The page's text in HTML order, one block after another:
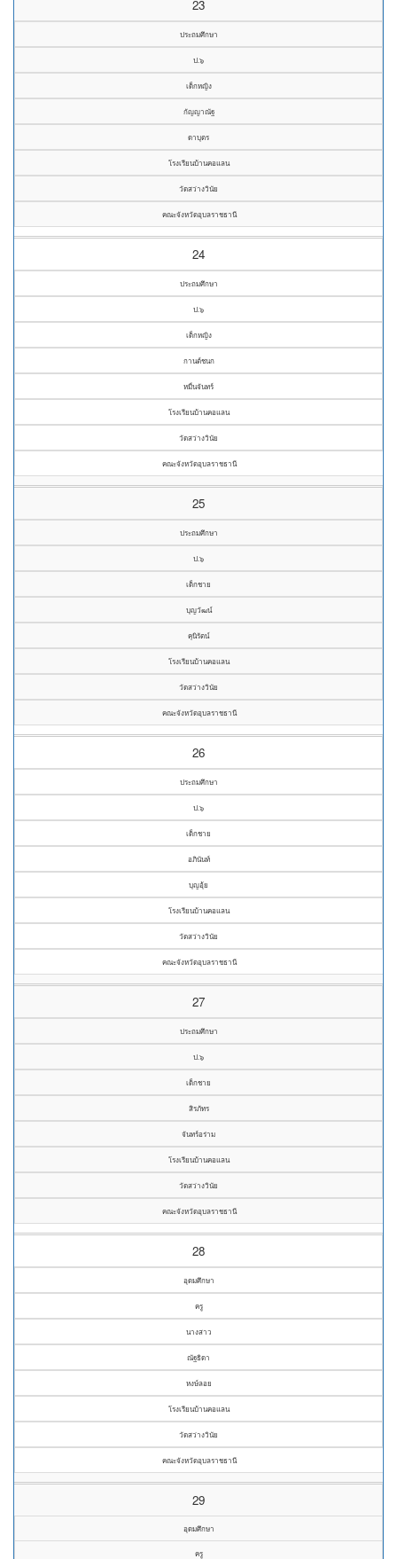
23
ประถมศึกษา
ป.๖
เด็กหญิง
กัญญาณัฐ
ดาบุตร
โรงเรียนบ้านคอแลน
วัดสว่างวินัย
คณะจังหวัดอุบลราชธานี
24
ประถมศึกษา
ป.๖
เด็กหญิง
กานต์ชนก
หมื่นจันทร์
โรงเรียนบ้านคอแลน
วัดสว่างวินัย
คณะจังหวัดอุบลราชธานี
25
ประถมศึกษา
ป.๖
เด็กชาย
บุญวัฒน์
คุนิรัตน์
โรงเรียนบ้านคอแลน
วัดสว่างวินัย
คณะจังหวัดอุบลราชธานี
26
ประถมศึกษา
ป.๖
เด็กชาย
อภินันท์
บุญอุ้ย
โรงเรียนบ้านคอแลน
วัดสว่างวินัย
คณะจังหวัดอุบลราชธานี
27
ประถมศึกษา
ป.๖
เด็กชาย
สิรภัทร
จันทร์อร่าม
โรงเรียนบ้านคอแลน
วัดสว่างวินัย
คณะจังหวัดอุบลราชธานี
28
อุดมศึกษา
ครู
นางสาว
ณัฐธิดา
หงษ์ลอย
โรงเรียนบ้านคอแลน
วัดสว่างวินัย
คณะจังหวัดอุบลราชธานี
29
อุดมศึกษา
ครู